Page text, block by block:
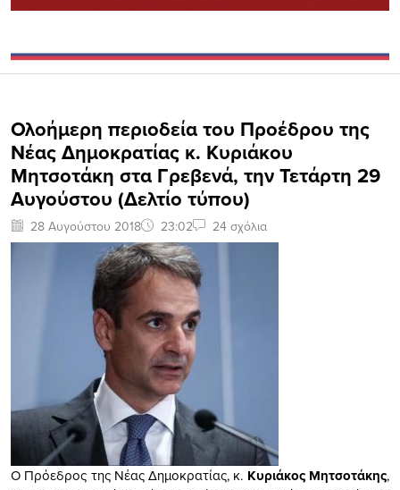
Ολοήμερη περιοδεία του Προέδρου της
Νέας Δημοκρατίας κ. Κυριάκου
Μητσοτάκη στα Γρεβενά, την Τετάρτη 29
Αυγούστου (Δελτίο τύπου)
28 Αυγούστου 2018 23:02 24 σχόλια
Ο Πρόεδρος της Νέας Δημοκρατίας, κ. Κυριάκος Μητσοτάκης,